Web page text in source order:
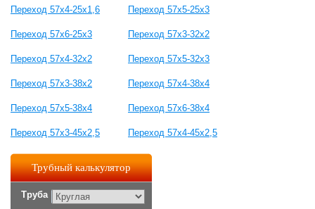
Переход 57х4-25х1,6 Переход 57х5-25х3
Переход 57х6-25х3 Переход 57х3-32х2
Переход 57х4-32х2 Переход 57х5-32х3
Переход 57х3-38х2 Переход 57х4-38х4
Переход 57х5-38х4 Переход 57х6-38х4
Переход 57х3-45х2,5 Переход 57х4-45х2,5
Трубный калькулятор
Труба